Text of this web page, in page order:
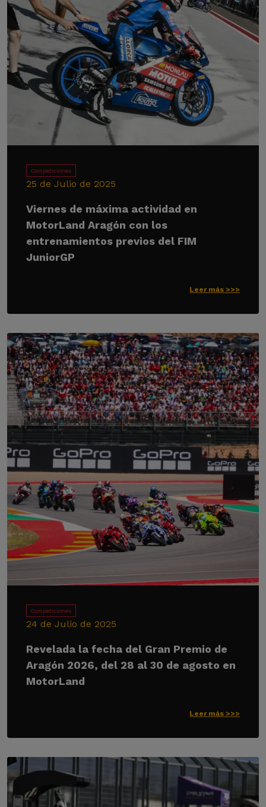
Competiciones
25 de Julio de 2025
Viernes de máxima actividad en
MotorLand Aragón con los
entrenamientos previos del FIM
JuniorGP
Leer más >>>
Competiciones
24 de Julio de 2025
Revelada la fecha del Gran Premio de
Aragón 2026, del 28 al 30 de agosto en
MotorLand
Leer más >>>